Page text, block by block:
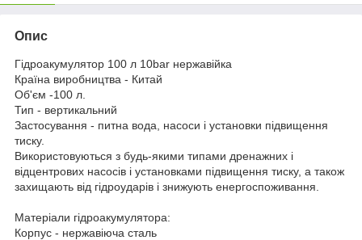
Опис
Гідроакумулятор 100 л 10bar нержавійка
Країна виробництва - Китай
Об'єм -100 л.
Тип - вертикальний
Застосування - питна вода, насоси і установки підвищення
тиску.
Використовуються з будь-якими типами дренажних і
відцентрових насосів і установками підвищення тиску, а також
захищають від гідроударів і знижують енергоспоживання.
Матеріали гідроакумулятора:
Корпус - нержавіюча сталь